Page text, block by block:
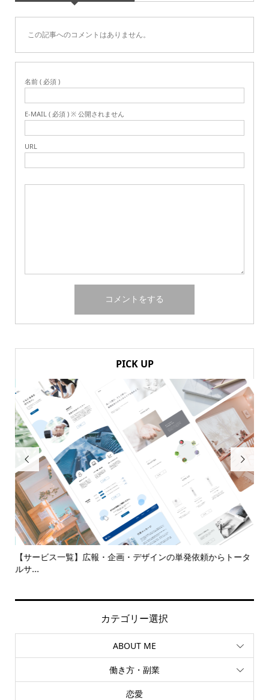
この記事へのコメントはありません。
名前 ( 必須 )
E-MAIL ( 必須 ) ※ 公開されません
URL
PICK UP

【サービス一覧】広報・企画・デザインの単発依頼からトータ
ルサ...

カテゴリー選択
ABOUT ME
働き方・副業
恋愛